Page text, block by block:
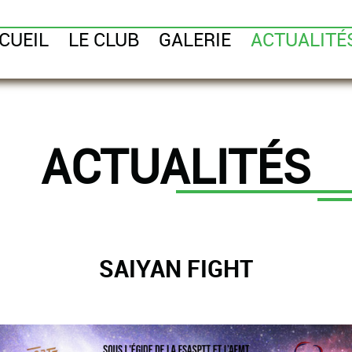
LE CLUB GALERIE
ACTUALITÉS
SAIYAN FIGHT